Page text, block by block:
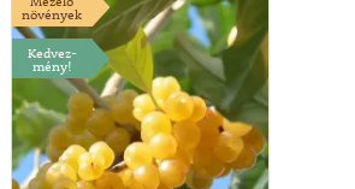
növények
Kedvez-
mény!